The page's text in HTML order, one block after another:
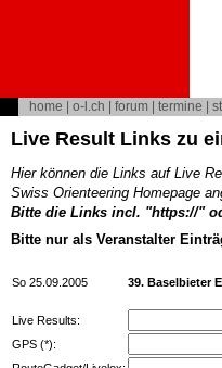
home o-l.ch forum termine
Live Result Links zu
Hier können die Links auf Live
Swiss Orienteering Homepage
Bitte die Links incl. "https://"
Bitte nur als Veranstalter
So 25.09.2005 39. Baselbieter
Live Results:
GPS (*):